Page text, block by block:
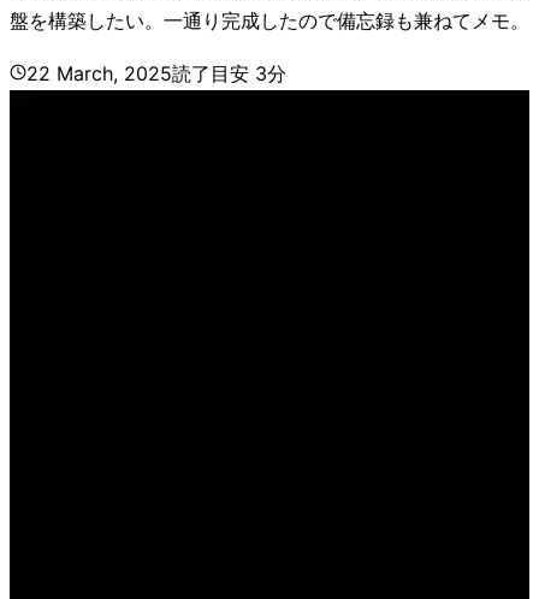
盤を構築したい。一通り完成したので備忘録も兼ねてメモ。
22 March, 2025読了目安 3分